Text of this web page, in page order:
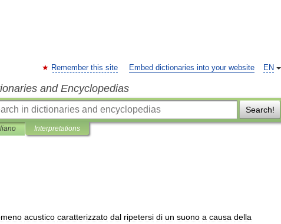
EN
Remember this site Embed dictionaries into your website
and Encyclopedias
Search!
Interpretations
acustico caratterizzato dal ripetersi di un suono a causa della